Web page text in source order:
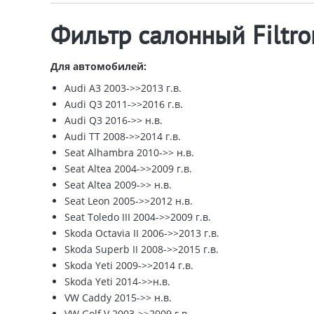
Фильтр салонный
Для автомобилей:
Audi A3 2003->>2013 г.в.
Audi Q3 2011->>2016 г.в.
Audi Q3 2016->> н.в.
Audi TT 2008->>2014 г.в.
Seat Alhambra 2010->> н.в.
Seat Altea 2004->>2009 г.в.
Seat Altea 2009->> н.в.
Seat Leon 2005->>2012 н.в.
Seat Toledo III 2004->>2009 г.в.
Skoda Octavia II 2006->>2013 г.в.
Skoda Superb II 2008->>2015 г.в.
Skoda Yeti 2009->>2014 г.в.
Skoda Yeti 2014->>н.в.
VW Caddy 2015->> н.в.